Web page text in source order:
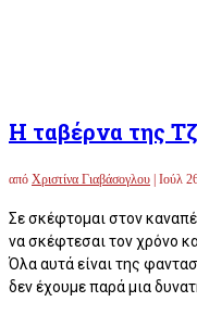
Η ταβέρνα της
από Χριστίνα Γιαβάσογλου | Ιούλ
Σε σκέφτομαι στον
να σκέφτεσαι τον χρόνο
Όλα αυτά είναι της
δεν έχουμε παρά μια